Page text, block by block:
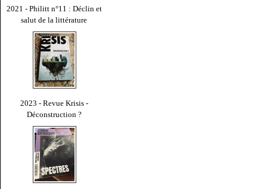
2021 - Philitt n°11 : Déclin et
salut de la littérature
2023 - Revue Krisis -
Déconstruction ?